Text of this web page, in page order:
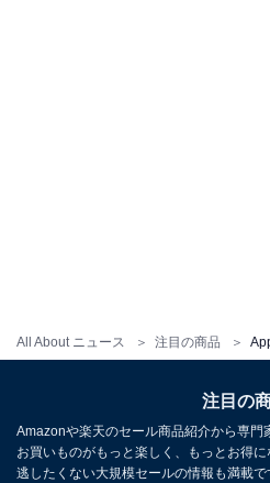
All About ニュース 注目の商品
けます。
•ブルー
注目の
Amazonや楽天のセール商品紹介から専
お買いものがもっと楽しく、もっとお得
逃したくない大規模セールの情報も満載で